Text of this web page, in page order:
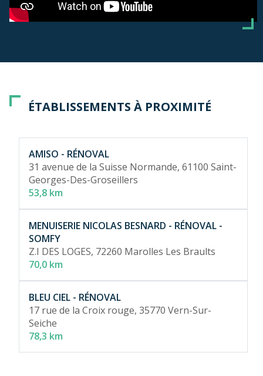
ÉTABLISSEMENTS À PROXIMITÉ
AMISO - RÉNOVAL
31 avenue de la Suisse Normande, 61100 Saint-
Georges-Des-Groseillers
53,8 km
MENUISERIE NICOLAS BESNARD - RÉNOVAL -
SOMFY
Z.I DES LOGES, 72260 Marolles Les Braults
70,0 km
BLEU CIEL - RÉNOVAL
17 rue de la Croix rouge, 35770 Vern-Sur-
Seiche
78,3 km